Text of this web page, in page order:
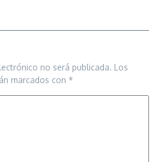
no será publicada. Los
marcados con *